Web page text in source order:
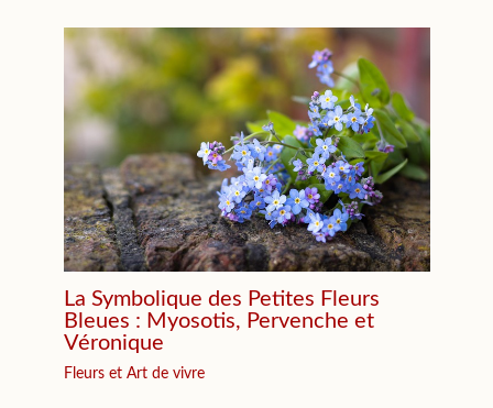
La Symbolique des Petites Fleurs
Bleues : Myosotis, Pervenche et
Véronique
Fleurs et Art de vivre